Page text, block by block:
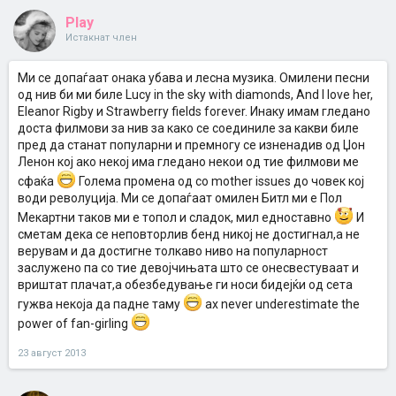
трансформација од бенд со цел да онесвестува женска публика,
за една година до...ОВА! Можат ли 4 обични Ливерпулски дечиња
за само една година да се навлечат на мистицизам и на дроги?!?!
Најверојатно, може!
Махариши јоги...Оние дезени на алишта...брадите...Спиритуалниот
поход, така е наречен...Макар што на документарците доста се
извадија со онаа демек Пол имал дијареја, па со Линда
напуштиле гуру храмот, Ленон имал нека ствар му изкрснала, а
Ринго не бил као у филм....Па што знам?!?!?
Факт е дека улогата на Наредникот бега и од претходниот метод,
албум па турнеја и настапи и презентации во живо. Овој бенд
реши да се повлече, и како што Елвис го праќаше
златниот кадилак наместо себе на турнеи, Бубачките пратија
“специјално“ изненадување до аудиториумот. И тоа
мислам...“СПЕЦИЈАЛНО“...
Сега накратко ќе спомнам дека излегува муабет дека Битлси
повеќе не снимаат сами, него во студиото се довлечени секаков
тип музичари и текстописци, од “масонските“ редови...Клептон,
Пејџ, Хендрикс од гитари, но нивното име не е спомнато на
омотите...Ај ова ќе го кажам попсле, што мисли школованата
страна у поглед разлика Наредникот и натаму у однос
претходните албуми. Секој слушател на Битлси може да го
следбениците, многу поразличен од другите, методот на градење
Е сега, на 12 октомври 1969, на радио Мичиген се јавува некојси
Play
Истакнат член
Ми се допаѓаат онака убава и лесна музика. Омилени песни
од нив би ми биле Lucy in the sky with diamonds, And I love her,
Eleanor Rigby и Strawberry fields forever. Инаку имам гледано
доста филмови за нив за како се соединиле за какви биле
пред да станат популарни и премногу се изненадив од Џон
Ленон кој ако некој има гледано некои од тие филмови ме
сфаќа
Голема промена од со mother issues до човек кој
води револуција. Ми се допаѓаат омилен Битл ми е Пол
Мекартни таков ми е топол и сладок, мил едноставно
И
сметам дека се неповторлив бенд никој не достигнал,а не
верувам и да достигне толкаво ниво на популарност
заслужено па со тие девојчињата што се онесвестуваат и
вриштат плачат,а обезбедување ги носи бидејќи од сета
гужва некоја да падне таму
ах never underestimate the
power of fan-girling
23 август 2013